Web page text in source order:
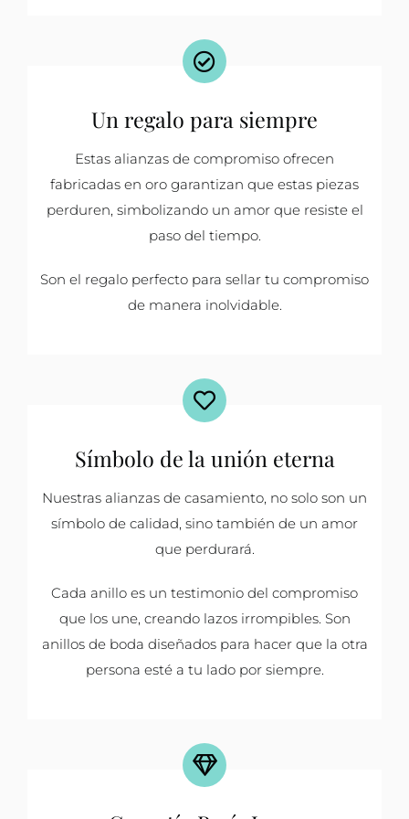
Un regalo para siempre
Estas alianzas de compromiso ofrecen
fabricadas en oro garantizan que estas piezas
perduren, simbolizando un amor que resiste el
paso del tiempo.
Son el regalo perfecto para sellar tu compromiso
de manera inolvidable.
Símbolo de la unión eterna
Nuestras alianzas de casamiento, no solo son un
símbolo de calidad, sino también de un amor
que perdurará.
Cada anillo es un testimonio del compromiso
que los une, creando lazos irrompibles. Son
anillos de boda diseñados para hacer que la otra
persona esté a tu lado por siempre.